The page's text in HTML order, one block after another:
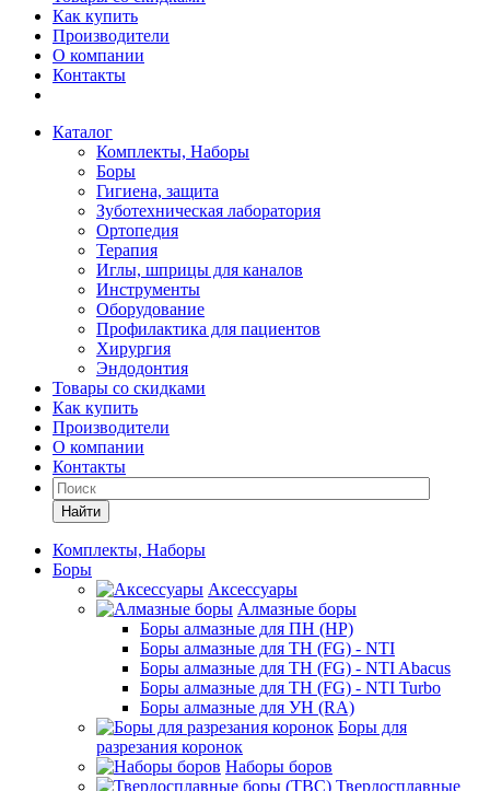
Как купить
Производители
О компании
Контакты
Каталог
Комплекты, Наборы
Боры
Гигиена, защита
Зуботехническая лаборатория
Ортопедия
Терапия
Иглы, шприцы для каналов
Инструменты
Оборудование
Профилактика для пациентов
Хирургия
Эндодонтия
Товары со скидками
Как купить
Производители
О компании
Контакты
Найти
Комплекты, Наборы
Боры
Аксессуары
Алмазные боры
Боры алмазные для ПН (HP)
Боры алмазные для ТН (FG) - NTI
Боры алмазные для ТН (FG) - NTI Abacus
Боры алмазные для ТН (FG) - NTI Turbo
Боры алмазные для УН (RA)
Боры для
разрезания коронок
Наборы боров
Твердосплавные